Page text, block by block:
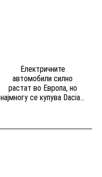
Електричните
автомобили силно
растат во Европа, но
најмногу се купува Dacia...